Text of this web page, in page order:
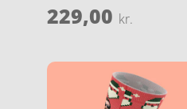
229,00 kr.